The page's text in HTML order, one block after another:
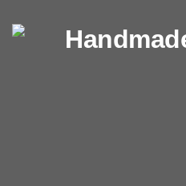
Перейти к содержимому